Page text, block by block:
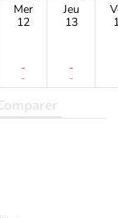
Mer
12
-
-
Jeu
13
-
-